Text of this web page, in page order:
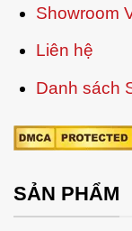
Showroom
Liên hệ
Danh sách
SẢN PHẨM